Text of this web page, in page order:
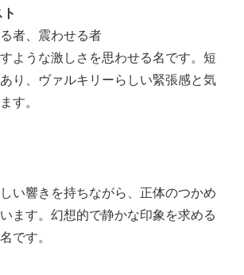
者、震わせる者
ような激しさを思わせる名です。短
り、ヴァルキリーらしい緊張感と気
す。
い響きを持ちながら、正体のつかめ
ます。幻想的で静かな印象を求める
です。